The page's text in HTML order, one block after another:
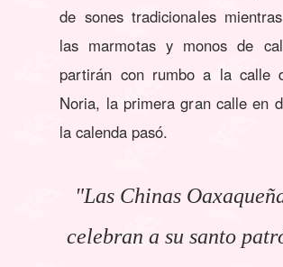
de sones tradicionales
las marmotas y monos de
partirán con rumbo a la calle
Noria, la primera gran calle en
la calenda pasó.
"Las Chinas
celebran a su santo